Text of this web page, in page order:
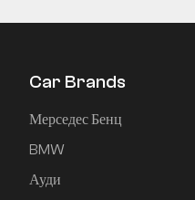
Car Brands
Мерседес Бенц
BMW
Ауди